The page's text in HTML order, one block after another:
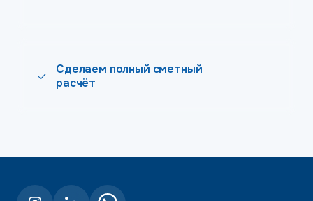
Сделаем полный сметный
расчёт